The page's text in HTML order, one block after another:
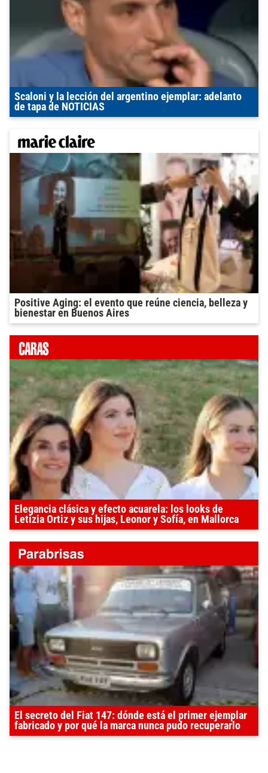
Scaloni y la lección del argentino ejemplar: adelanto
de tapa de NOTICIAS
Positive Aging: el evento que reúne ciencia, belleza y
bienestar en Buenos Aires
Elegancia clásica y efecto acuarela: los looks de
Letizia Ortiz y sus hijas, Leonor y Sofía, en Mallorca
El secreto del Fiat 147: dónde está el primer ejemplar
fabricado y por qué la marca nunca pudo recuperarlo